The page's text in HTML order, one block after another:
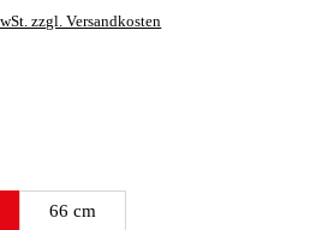
zzgl. Versandkosten
66 cm